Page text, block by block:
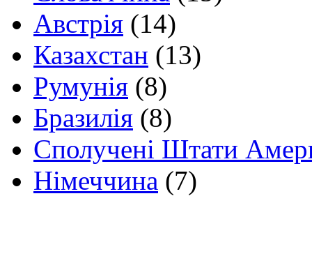
Австрія (14)
Казахстан (13)
Румунія (8)
Бразилія (8)
Сполучені Штати
Німеччина (7)